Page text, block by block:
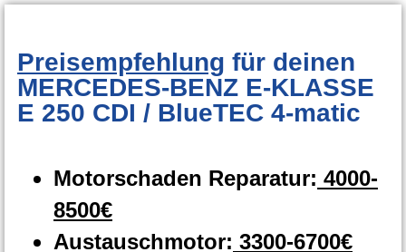
Preisempfehlung für deinen
MERCEDES-BENZ E-KLASSE
E 250 CDI / BlueTEC 4-matic
Motorschaden Reparatur: 4000-
8500€
Austauschmotor: 3300-6700€